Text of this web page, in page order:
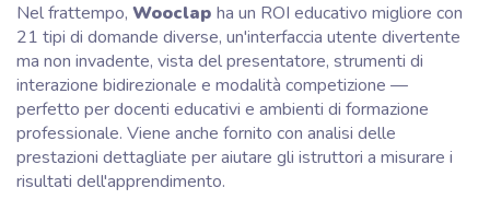
Nel frattempo, Wooclap ha un ROI educativo migliore con
21 tipi di domande diverse, un'interfaccia utente divertente
ma non invadente, vista del presentatore, strumenti di
interazione bidirezionale e modalità competizione —
perfetto per docenti educativi e ambienti di formazione
professionale. Viene anche fornito con analisi delle
prestazioni dettagliate per aiutare gli istruttori a misurare i
risultati dell'apprendimento.